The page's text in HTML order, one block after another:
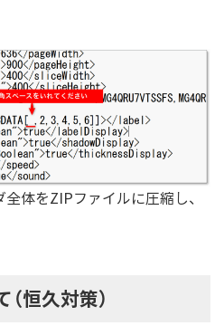
をZIPファイルに圧縮し、
恒久対策）